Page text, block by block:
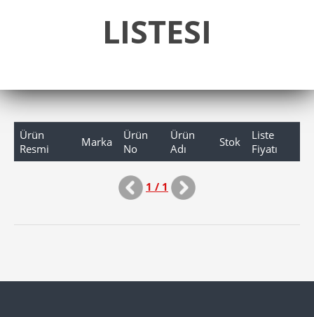
LISTESI
Ürün
Resmi
Marka
Ürün
No
Ürün
Adı
Stok
Liste
Fiyatı
1 / 1